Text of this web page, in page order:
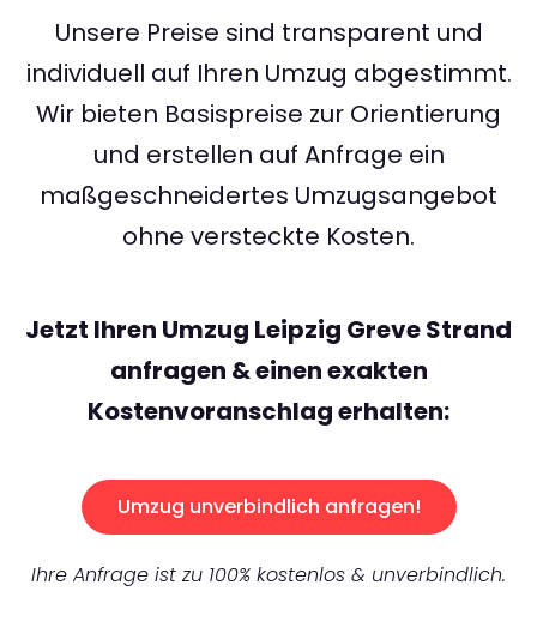
Unsere Preise sind transparent und
individuell auf Ihren Umzug abgestimmt.
Wir bieten Basispreise zur Orientierung
und erstellen auf Anfrage ein
maßgeschneidertes Umzugsangebot
ohne versteckte Kosten.
Jetzt Ihren Umzug Leipzig Greve Strand
anfragen & einen exakten
Kostenvoranschlag erhalten:
Umzug unverbindlich anfragen!
Ihre Anfrage ist zu 100% kostenlos & unverbindlich.